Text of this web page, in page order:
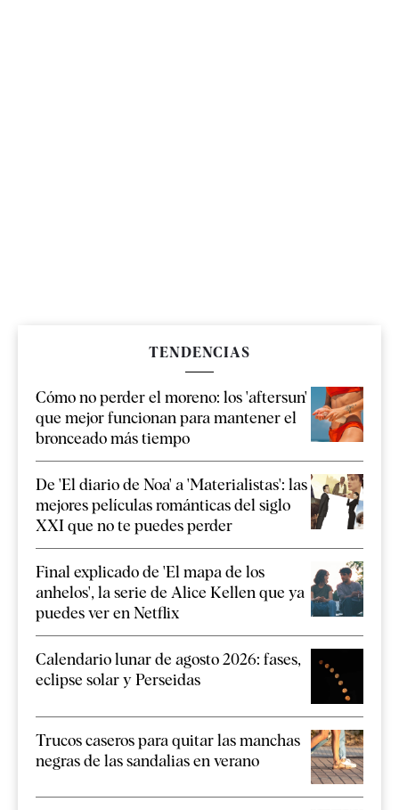
TENDENCIAS
Cómo no perder el moreno: los 'aftersun'
que mejor funcionan para mantener el
bronceado más tiempo
De 'El diario de Noa' a 'Materialistas': las
mejores películas románticas del siglo
XXI que no te puedes perder
Final explicado de 'El mapa de los
anhelos', la serie de Alice Kellen que ya
puedes ver en Netflix
Calendario lunar de agosto 2026: fases,
eclipse solar y Perseidas
Trucos caseros para quitar las manchas
negras de las sandalias en verano